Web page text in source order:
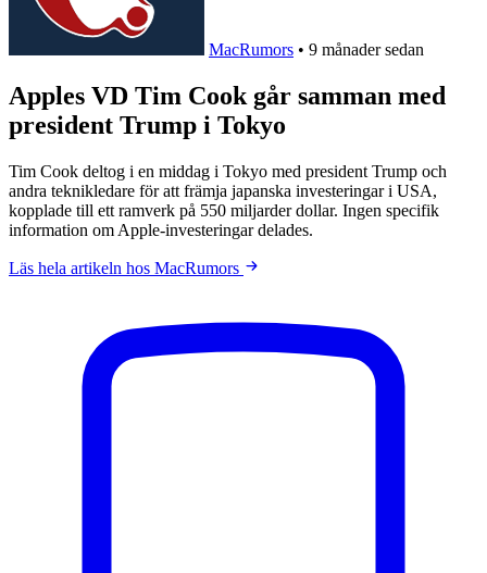
MacRumors • 9 månader sedan
Apples VD Tim Cook går samman med
president Trump i Tokyo
Tim Cook deltog i en middag i Tokyo med president Trump och
andra teknikledare för att främja japanska investeringar i USA,
kopplade till ett ramverk på 550 miljarder dollar. Ingen specifik
information om Apple-investeringar delades.
Läs hela artikeln hos MacRumors